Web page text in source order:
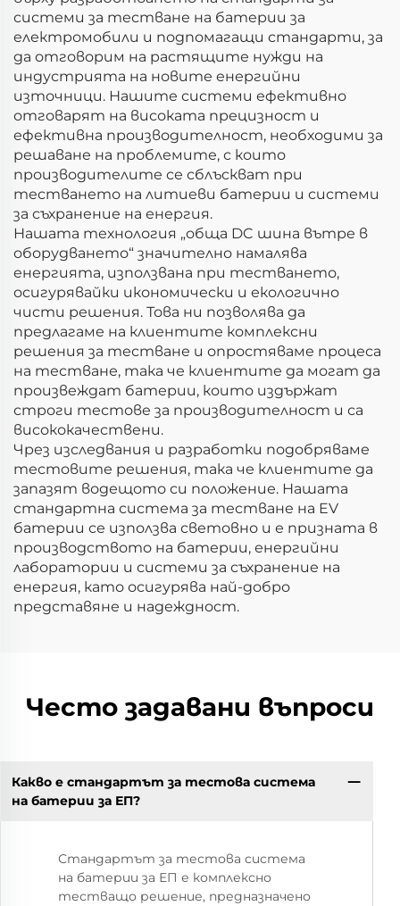
системи за тестване на батерии за
електромобили и подпомагащи стандарти, за
да отговорим на растящите нужди на
индустрията на новите енергийни
източници. Нашите системи ефективно
отговарят на високата прецизност и
ефективна производителност, необходими за
решаване на проблемите, с които
производителите се сблъскват при
тестването на литиеви батерии и системи
за съхранение на енергия.
Нашата технология „обща DC шина вътре в
оборудването“ значително намалява
енергията, използвана при тестването,
осигурявайки икономически и екологично
чисти решения. Това ни позволява да
предлагаме на клиентите комплексни
решения за тестване и опростяваме процеса
на тестване, така че клиентите да могат да
произвеждат батерии, които издържат
строги тестове за производителност и са
висококачествени.
Чрез изследвания и разработки подобряваме
тестовите решения, така че клиентите да
запазят водещото си положение. Нашата
стандартна система за тестване на EV
батерии се използва световно и е призната в
производството на батерии, енергийни
лаборатории и системи за съхранение на
енергия, като осигурява най-добро
представяне и надеждност.
Често задавани въпроси
Какво е стандартът за тестова система
на батерии за ЕП?
Стандартът за тестова система
на батерии за ЕП е комплексно
тестващо решение, предназначено